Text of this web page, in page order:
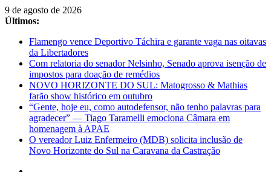
Pular
para
conteúdo
9 de agosto de 2026
Últimos:
Flamengo vence Deportivo Táchira e garante vaga nas oitavas
da Libertadores
Com relatoria do senador Nelsinho, Senado aprova isenção de
impostos para doação de remédios
NOVO HORIZONTE DO SUL: Matogrosso & Mathias
farão show histórico em outubro
“Gente, hoje eu, como autodefensor, não tenho palavras para
agradecer” — Tiago Taramelli emociona Câmara em
homenagem à APAE
O vereador Luiz Enfermeiro (MDB) solicita inclusão de
Novo Horizonte do Sul na Caravana da Castração